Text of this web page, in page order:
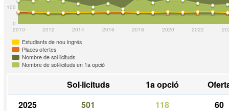
2010 2012 2014 2016 2018 2020 2022
0
100
Estudiants de nou ingrés
Places ofertes
Nombre de sol·licituds
Nombre de sol·licituds en 1a opció
Sol·licituds 1a opció
2025
501 118
60